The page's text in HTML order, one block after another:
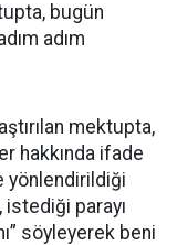
bugün
adım
mektupta,
hakkında ifade
yönlendirildiği
istediği parayı
söyleyerek beni